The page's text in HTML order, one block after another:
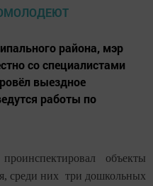
района, мэр
со специалистами
выездное
работы по
объекты
среди них три дошкольных